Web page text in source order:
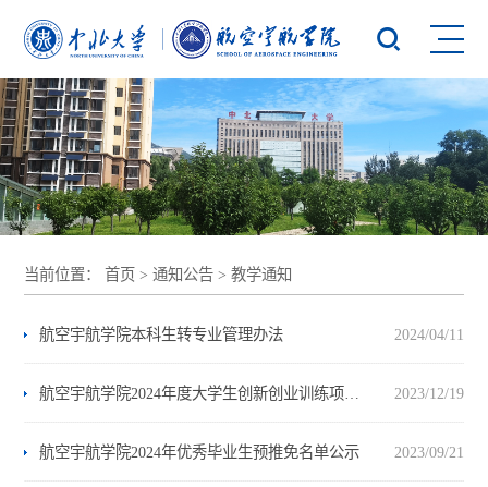
当前位置：首页 >通知公告 >教学通知
航空宇航学院本科生转专业管理办法 2024/04/11
2023/12/19
航空宇航学院2024年优秀毕业生预推免名单公示 2023/09/21